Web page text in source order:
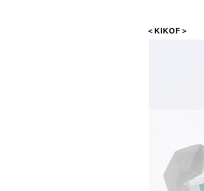
＜KIKOF＞